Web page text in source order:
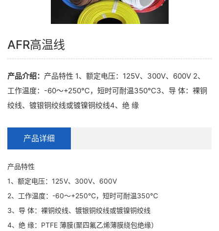
AFR高温线
产品介绍： 产品特性 1、额定电压：125V、300V、600V 2、
工作温度：-60～+250℃，短时可耐温350℃3、导 体：裸铜
绞线、镀银铜绞线或镀镍铜绞线4、绝 缘
产品详细
产品特性
1、额定电压：125V、300V、600V
2、工作温度：-60～+250℃，短时可耐温350℃
3、导 体：裸铜绞线、镀银铜绞线或镀镍铜绞线
4、绝 缘：PTFE 薄膜(聚四氟乙烯薄膜绕包绝缘）